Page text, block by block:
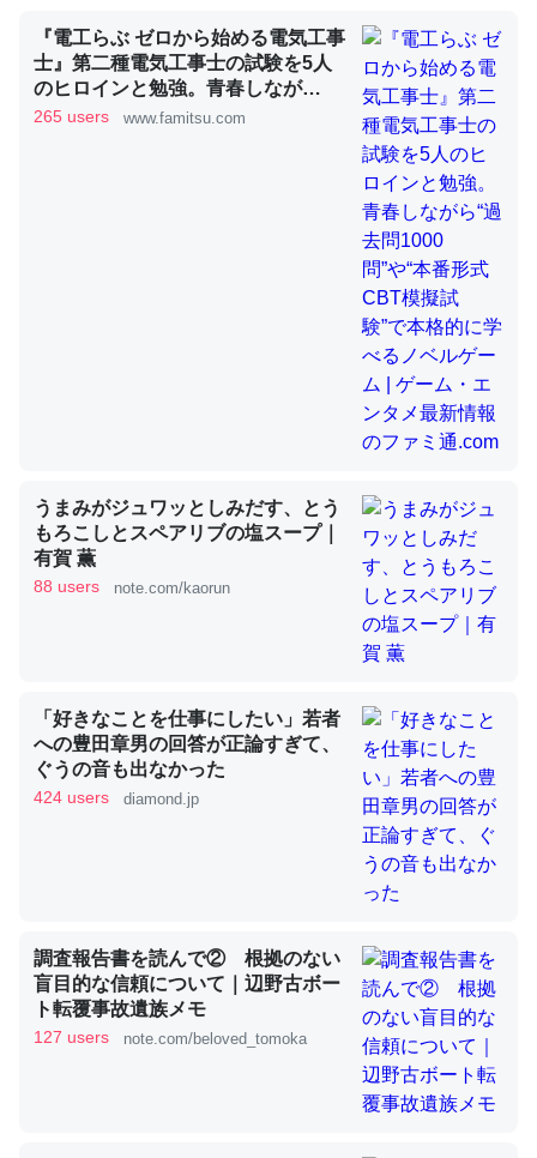
くらい。小説でいう「ずっと前の伏線」は回収されないけ
ど、短期記憶というには多い分量。進化すればするほど分
かりやすく強くなりそう
─GPTの仕組みと限界についての考察（１） - conceptualization
昆虫ってカルシウム少ないのか。知らんかった。調べたら
コオロギのカルシウム分はエビの600分の1程度。
─ニュース :: 【研究発表】昆虫学の大問題＝「昆虫はなぜ海にいな
論文では「淡水はカルシウムも酸素も不足してて両方に不
利だから両方が拮抗してるのでは」とあって面白い。海に
いる鋏角類（カブトガニ・ウミグモ）はカルシウムを使わ
ずキチンを強化してる筈だが、酵素が違うのか？
─ニュース :: 【研究発表】昆虫学の大問題＝「昆虫はなぜ海にいな
これを元に考えるとカルシウムを大量に使う脊椎動物と貝
類は苦労してるんだな…。腹足類だと殻を無くしてナメク
ウチもEchoを実家に置いて４年。でたまに覗いてる。ぼ
ちぼちRingも置こうかと画策中。あと、Googleマップで
『電工らぶ ゼロから始める電気工事
士』第二種電気工事士の試験を5人
のヒロインと勉強。青春しなが
ら“過去問1000問”や“本番形式CBT
265 users www.famitsu.com
うまみがジュワッとしみだす、とう
もろこしとスペアリブの塩スープ｜
有賀 薫
88 users note.com/kaorun
「好きなことを仕事にしたい」若者
への豊田章男の回答が正論すぎて、
ぐうの音も出なかった
424 users diamond.jp
調査報告書を読んで② 根拠のない
盲目的な信頼について｜辺野古ボー
ト転覆事故遺族メモ
127 users note.com/beloved_tomoka